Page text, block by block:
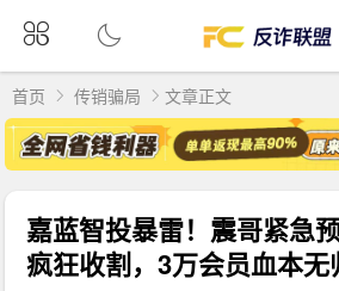
首页 传销骗局 文章正文
嘉蓝智投暴雷！震哥紧急
疯狂收割，3万会员血本无